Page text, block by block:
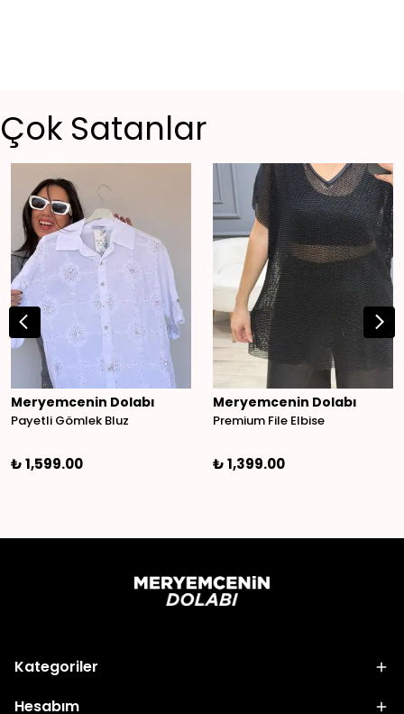
Çok Satanlar
Meryemcenin Dolabı
Payetli Gömlek Bluz
₺ 1,599.00
Meryemcenin Dolabı
Premium File Elbise
₺ 1,399.00
Kategoriler
Hesabım